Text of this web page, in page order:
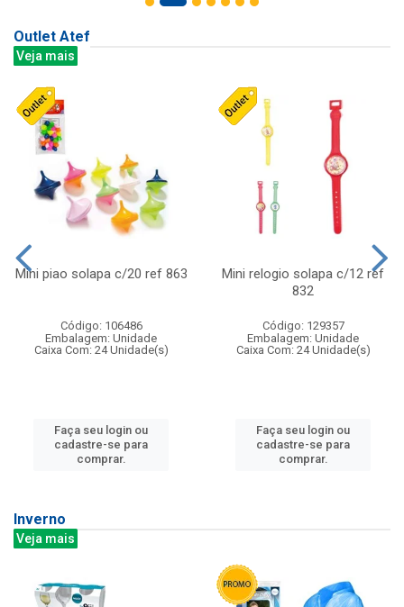
Outlet Atef
Veja mais
Mini piao solapa c/20 ref 863
Código: 106486
Embalagem: Unidade
Caixa Com: 24 Unidade(s)
Faça seu login ou
cadastre-se para
comprar.
Mini relogio solapa c/12 ref
832
Código: 129357
Embalagem: Unidade
Caixa Com: 24 Unidade(s)
Faça seu login ou
cadastre-se para
comprar.
Inverno
Veja mais